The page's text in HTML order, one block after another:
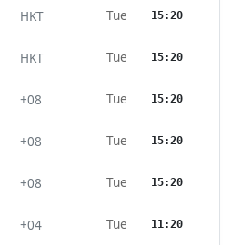
HKT Tue 15:20
HKT Tue 15:20
+08 Tue 15:20
+08 Tue 15:20
+08 Tue 15:20
+04 Tue 11:20